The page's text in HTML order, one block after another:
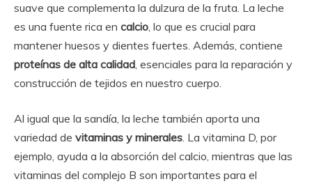
suave que complementa la dulzura de la fruta. La leche
es una fuente rica en calcio, lo que es crucial para
mantener huesos y dientes fuertes. Además, contiene
proteínas de alta calidad, esenciales para la reparación y
construcción de tejidos en nuestro cuerpo.
Al igual que la sandía, la leche también aporta una
variedad de vitaminas y minerales. La vitamina D, por
ejemplo, ayuda a la absorción del calcio, mientras que las
vitaminas del complejo B son importantes para el